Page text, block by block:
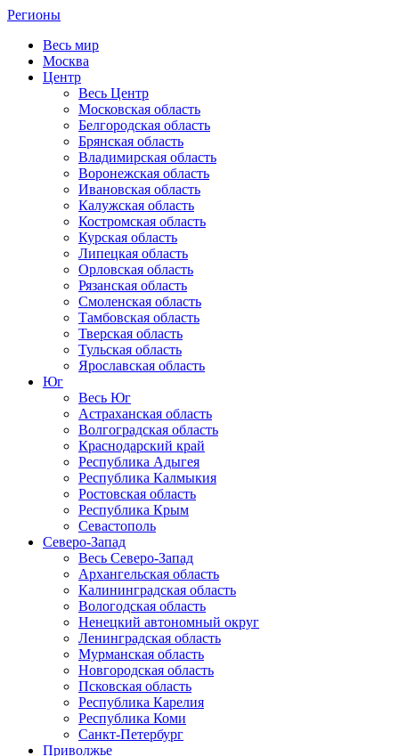
Регионы
Весь мир
Москва
Центр
Весь Центр
Московская область
Белгородская область
Брянская область
Владимирская область
Воронежская область
Ивановская область
Калужская область
Костромская область
Курская область
Липецкая область
Орловская область
Рязанская область
Смоленская область
Тамбовская область
Тверская область
Тульская область
Ярославская область
Юг
Весь Юг
Астраханская область
Волгоградская область
Краснодарский край
Республика Адыгея
Республика Калмыкия
Ростовская область
Республика Крым
Севастополь
Северо-Запад
Весь Северо-Запад
Архангельская область
Калининградская область
Вологодская область
Ненецкий автономный округ
Ленинградская область
Мурманская область
Новгородская область
Псковская область
Республика Карелия
Республика Коми
Санкт-Петербург
Приволжье